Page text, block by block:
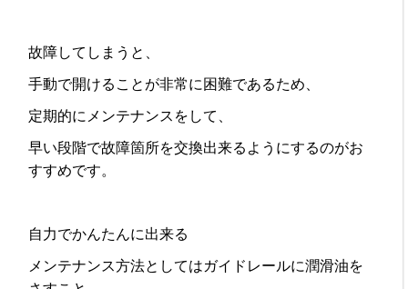
故障してしまうと、
手動で開けることが非常に困難であるため、
定期的にメンテナンスをして、
早い段階で故障箇所を交換出来るようにするのがお
すすめです。
自力でかんたんに出来る
メンテナンス方法としてはガイドレールに潤滑油を